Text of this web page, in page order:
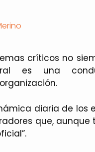
críticos no
es una
diaria de los
que,